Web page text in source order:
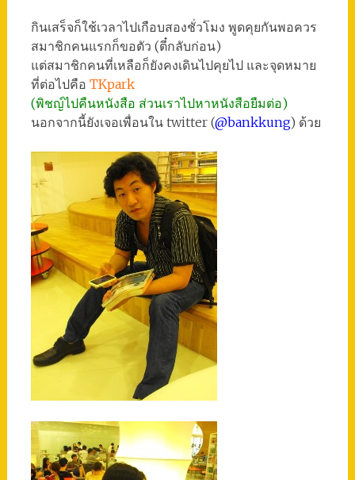
กินเสร็จก็ใช้เวลาไปเกือบสองชั่วโมง พูดคุยกันพอควร
สมาชิกคนแรกก็ขอตัว (ตี๋กลับก่อน)
แต่สมาชิกคนที่เหลือก็ยังคงเดินไปคุยไป และจุดหมาย
ที่ต่อไปคือ TKpark
(พิชญ์ไปคืนหนังสือ ส่วนเราไปหาหนังสือยืมต่อ)
นอกจากนี้ยังเจอเพื่อนใน twitter (@bankkung) ด้วย